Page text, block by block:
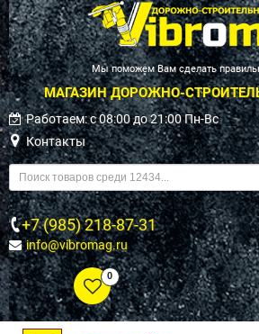
Мы поможем Вам сделать
МАГАЗИН ДОРОЖНО-
Работаем: c 08:00 до 21:00 Пн-Вс
Контакты
+7 (985) 218-87-31
info@vibromag.ru
0